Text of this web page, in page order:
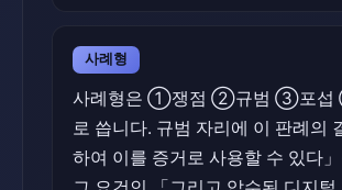
사례형
사례형은 ①쟁점 ②규범 ③포섭
로 씁니다. 규범 자리에 이 판례의
하여 이를 증거로 사용할 수 있다